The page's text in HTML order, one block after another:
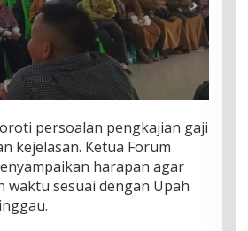
persoalan pengkajian gaji
kejelasan. Ketua Forum
harapan agar
waktu sesuai dengan Upah